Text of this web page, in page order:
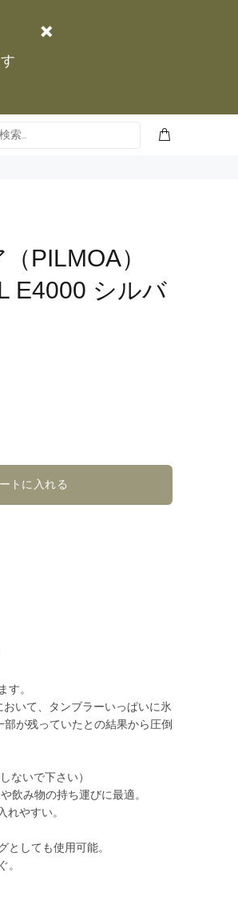
PILMOA）
E4000 シルバ
トに入れる
。
おいて、タンブラーいっぱいに氷
が残っていたとの結果から圧倒
ないで下さい）
飲み物の持ち運びに最適。
やすい。
しても使用可能。